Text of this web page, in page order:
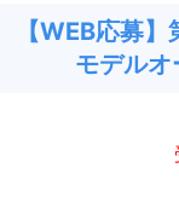
【WEB応募
モデル